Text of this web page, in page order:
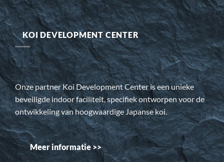
KOI DEVELOPMENT CENTER
Onze partner Koi Development Center is een unieke
beveiligde indoor faciliteit, specifiek ontworpen voor de
ontwikkeling van hoogwaardige Japanse koi.
Meer informatie >>